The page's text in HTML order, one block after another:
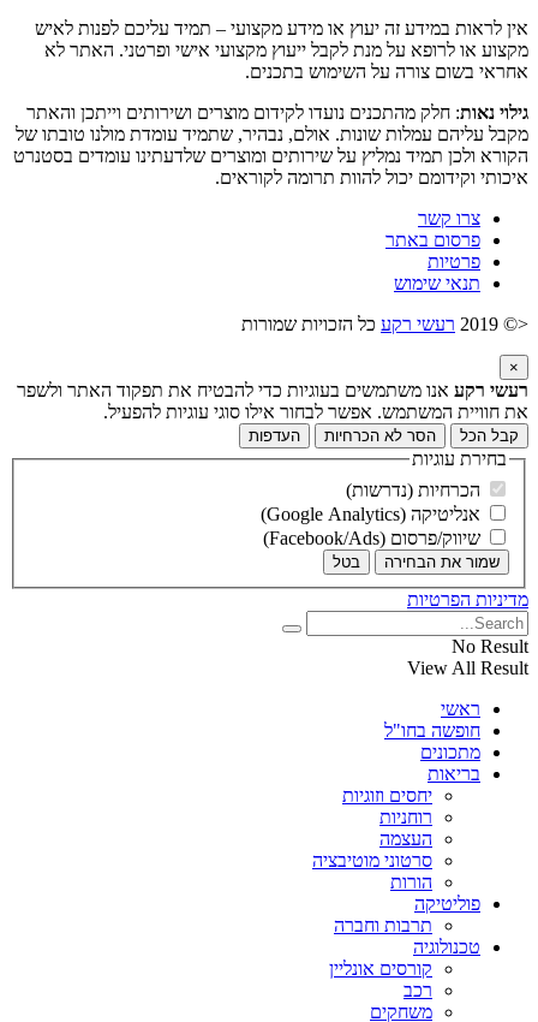
אין לראות במידע זה יעוץ או מידע מקצועי – תמיד עליכם לפנות לאיש
מקצוע או לרופא על מנת לקבל ייעוץ מקצועי אישי ופרטני. האתר לא
אחראי בשום צורה על השימוש בתכנים.
גילוי נאות: חלק מהתכנים נועדו לקידום מוצרים ושירותים וייתכן והאתר
מקבל עליהם עמלות שונות. אולם, נבהיר, שתמיד עומדת מולנו טובתו של
הקורא ולכן תמיד נמליץ על שירותים ומוצרים שלדעתינו עומדים בסטנרט
איכותי וקידומם יכול להוות תרומה לקוראים.
צרו קשר
פרסום באתר
פרטיות
תנאי שימוש
<© 2019
רעשי רקע כל הזכויות שמורות
×
רעשי רקע אנו משתמשים בעוגיות כדי להבטיח את תפקוד האתר ולשפר
את חוויית המשתמש. אפשר לבחור אילו סוגי עוגיות להפעיל.
קבל הכל הסר לא הכרחיות העדפות
בחירת עוגיות
הכרחיות (נדרשות)
אנליטיקה (Google Analytics)
שיווק/פרסום (Facebook/Ads)
שמור את הבחירה בטל
מדיניות הפרטיות
No Result
View All Result
ראשי
חופשה בחו"ל
מתכונים
בריאות
יחסים וזוגיות
רוחניות
העצמה
סרטוני מוטיבציה
הורות
פוליטיקה
תרבות וחברה
טכנולוגיה
קורסים אונליין
רכב
משחקים